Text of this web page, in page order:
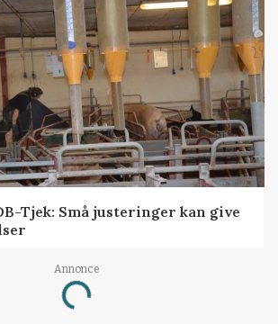
Tjek: Små justeringer kan give
Annonce
Loading...